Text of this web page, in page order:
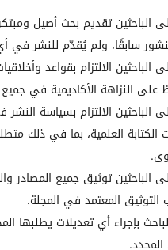
الباحثين تقديم بحث أصيل
سابقًا، ولم يُقدّم للنشر في
الباحثين الالتزام بقواعد
على النزاهة الأكاديمية في
الباحثين الالتزام بسياسة النشر
الكتابة العلمية، بما في ذلك
الباحثين توثيق جميع المصادر
التوثيق المعتمد في المجلة.
بإجراء أي تعديلات يطلبها